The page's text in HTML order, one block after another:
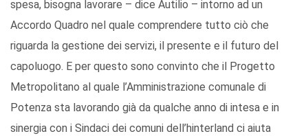
spesa, bisogna lavorare – dice Autilio – intorno ad un
Accordo Quadro nel quale comprendere tutto ciò che
riguarda la gestione dei servizi, il presente e il futuro del
capoluogo. E per questo sono convinto che il Progetto
Metropolitano al quale l’Amministrazione comunale di
Potenza sta lavorando già da qualche anno di intesa e in
sinergia con i Sindaci dei comuni dell’hinterland ci aiuta